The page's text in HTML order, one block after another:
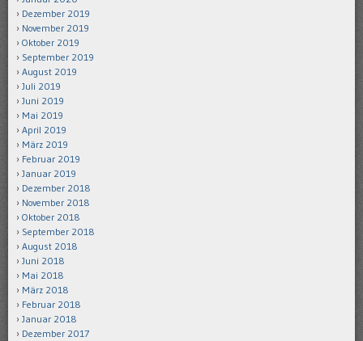
Dezember 2019
November 2019
Oktober 2019
September 2019
August 2019
Juli 2019
Juni 2019
Mai 2019
April 2019
März 2019
Februar 2019
Januar 2019
Dezember 2018
November 2018
Oktober 2018
September 2018
August 2018
Juni 2018
Mai 2018
März 2018
Februar 2018
Januar 2018
Dezember 2017